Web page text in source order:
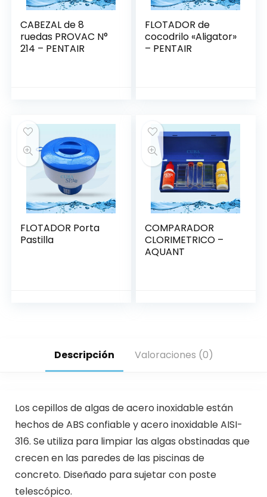
CABEZAL de 8
ruedas PROVAC N°
214 – PENTAIR
FLOTADOR de
cocodrilo «Aligator»
– PENTAIR
FLOTADOR Porta
Pastilla
COMPARADOR
CLORIMETRICO –
AQUANT
Descripción Valoraciones (0)
Los cepillos de algas de acero inoxidable están
hechos de ABS confiable y acero inoxidable AISI-
316. Se utiliza para limpiar las algas obstinadas que
crecen en las paredes de las piscinas de
concreto. Diseñado para sujetar con poste
telescópico.